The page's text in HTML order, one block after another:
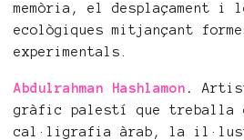
memòria, el desplaçament i
ecològiques mitjançant
experimentals.
Abdulrahman Hashlamon .
gràfic palestí que treballa
cal·ligrafia àrab, la